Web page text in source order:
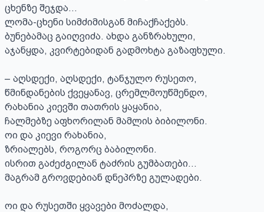
ცხენზე შეჯდა…
ლომა-ცხენი სიმძიმისგან მიჩაქჩაქებს.
ბუნებამაც გაიღვიძა. ახდა განზრახული,
აჯანყდა, კვირტებიდან გადმოხტა გაზაფხული.
– აღსდექი, აღსდექი, ტანჯულო რუსეთო,
წმინდანების ქვეყანავ, ცრემლმოუწმენდო,
რახანია კიევში თათრის ყაყანია,
ჩალმებზე აფხორილან მამლის ბიბილონი.
ოი და კიევი რახანია,
ზრიალებს, როგორც ბაბილონი.
ისრით გაძეძგილან ტაძრის გუმბათები…
მაგრამ გროვდებიან დნეპრზე გულადები.
ოი და რუსეთში ყვავები მოძალდა,